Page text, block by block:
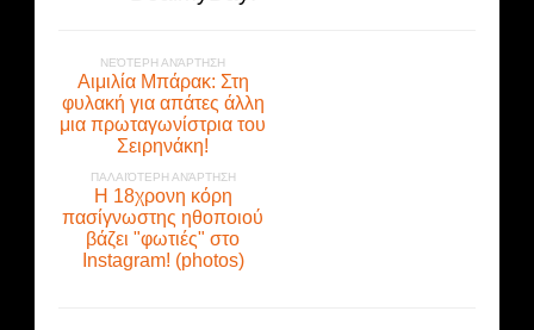
ΝΕΌΤΕΡΗ ΑΝΆΡΤΗΣΗ
Αιμιλία Μπάρακ: Στη
φυλακή για απάτες άλλη
μια πρωταγωνίστρια του
Σειρηνάκη!
ΠΑΛΑΙΌΤΕΡΗ ΑΝΆΡΤΗΣΗ
Η 18χρονη κόρη
πασίγνωστης ηθοποιού
βάζει "φωτιές" στο
Instagram! (photos)